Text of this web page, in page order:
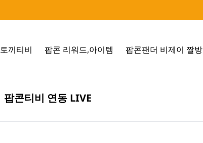
토끼티비 팝콘 리워드,아이템 팝콘팬더 비제이 짤방
팝콘티비 연동 LIVE